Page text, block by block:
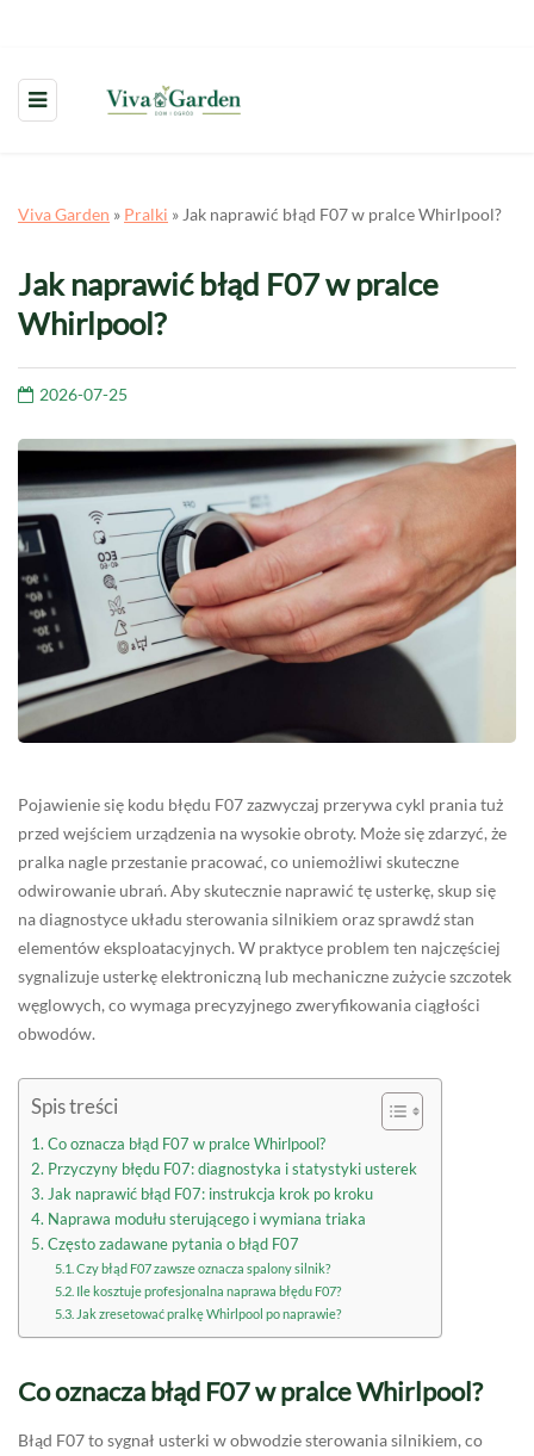
Viva Garden » Pralki » Jak naprawić błąd F07 w pralce Whirlpool?
Jak naprawić błąd F07 w pralce
Whirlpool?
2026-07-25
Pojawienie się kodu błędu F07 zazwyczaj przerywa cykl prania tuż
przed wejściem urządzenia na wysokie obroty. Może się zdarzyć, że
pralka nagle przestanie pracować, co uniemożliwi skuteczne
odwirowanie ubrań. Aby skutecznie naprawić tę usterkę, skup się
na diagnostyce układu sterowania silnikiem oraz sprawdź stan
elementów eksploatacyjnych. W praktyce problem ten najczęściej
sygnalizuje usterkę elektroniczną lub mechaniczne zużycie szczotek
węglowych, co wymaga precyzyjnego zweryfikowania ciągłości
obwodów.
Spis treści
Co oznacza błąd F07 w pralce Whirlpool?
Przyczyny błędu F07: diagnostyka i statystyki usterek
Jak naprawić błąd F07: instrukcja krok po kroku
Naprawa modułu sterującego i wymiana triaka
Często zadawane pytania o błąd F07
Czy błąd F07 zawsze oznacza spalony silnik?
Ile kosztuje profesjonalna naprawa błędu F07?
Jak zresetować pralkę Whirlpool po naprawie?
Co oznacza błąd F07 w pralce Whirlpool?
Błąd F07 to sygnał usterki w obwodzie sterowania silnikiem, co